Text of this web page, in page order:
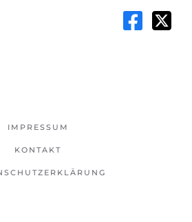
IMPRESSUM
KONTAKT